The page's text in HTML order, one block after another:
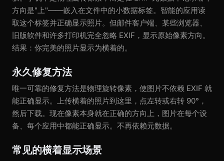
方向是"上"——嵌入在文件中的小数据标签。智能的应用读
取这个标签并正确显示照片。但邮件客户端、某些浏览器、
旧版软件和许多打印机完全忽略 EXIF，显示原始像素方向。
结果：你完美的照片显示为横着的。
永久修复方法
唯一可靠的修复方法是物理旋转像素，使图片不依赖 EXIF 就
能正确显示。上传横着的照片到这里，点左转或右转 90°，
然后下载。现在像素本身就在正确的方向上，图片在每个设
备、每个应用中都能正确显示。不再依赖元数据。
常见的横着显示场景